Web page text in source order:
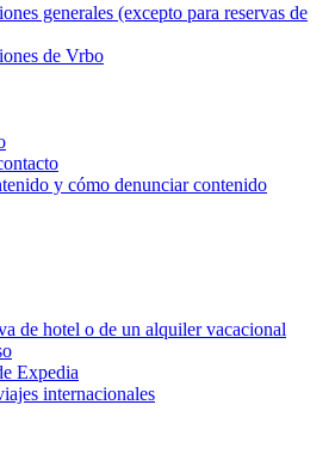
generales (excepto para reservas de
de Vrbo
y cómo denunciar contenido
de hotel o de un alquiler vacacional
Expedia
internacionales